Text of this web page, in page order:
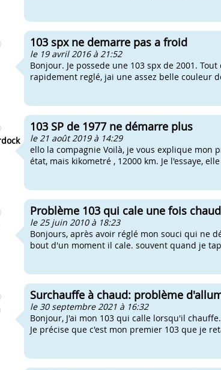
103 spx ne demarre pas a froid
le 19 avril 2016 à 21:52
Bonjour. Je possede une 103 spx de 2001.
rapidement reglé, jai une assez belle couleur
103 SP de 1977 ne démarre plus
le 21 août 2019 à 14:29
ello la compagnie Voilà, je vous explique mon
état, mais kikometré , 12000 km. Je l'essaye,
Problème 103 qui cale une fois chaud
le 25 juin 2010 à 18:23
Bonjours, après avoir réglé mon souci qui ne
bout d'un moment il cale. souvent quand je
Surchauffe à chaud: problème
le 30 septembre 2021 à 16:32
Bonjour, J'ai mon 103 qui calle lorsqu'il
Je précise que c'est mon premier 103 que je